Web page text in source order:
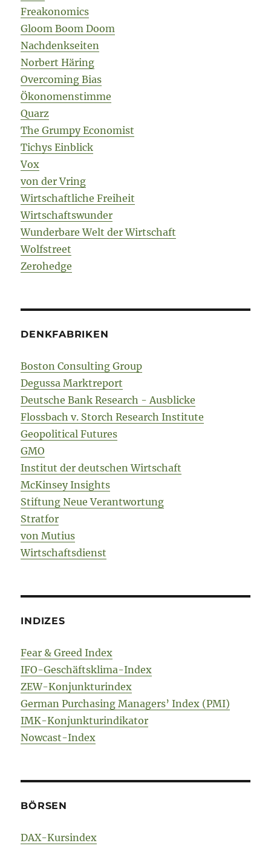
Freakonomics
Gloom Boom Doom
Nachdenkseiten
Norbert Häring
Overcoming Bias
Ökonomenstimme
Quarz
The Grumpy Economist
Tichys Einblick
Vox
von der Vring
Wirtschaftliche Freiheit
Wirtschaftswunder
Wunderbare Welt der Wirtschaft
Wolfstreet
Zerohedge
DENKFABRIKEN
Boston Consulting Group
Degussa Marktreport
Deutsche Bank Research - Ausblicke
Flossbach v. Storch Research Institute
Geopolitical Futures
GMO
Institut der deutschen Wirtschaft
McKinsey Insights
Stiftung Neue Verantwortung
Stratfor
von Mutius
Wirtschaftsdienst
INDIZES
Fear & Greed Index
IFO-Geschäftsklima-Index
ZEW-Konjunkturindex
German Purchasing Managers’ Index (PMI)
IMK-Konjunkturindikator
Nowcast-Index
BÖRSEN
DAX-Kursindex